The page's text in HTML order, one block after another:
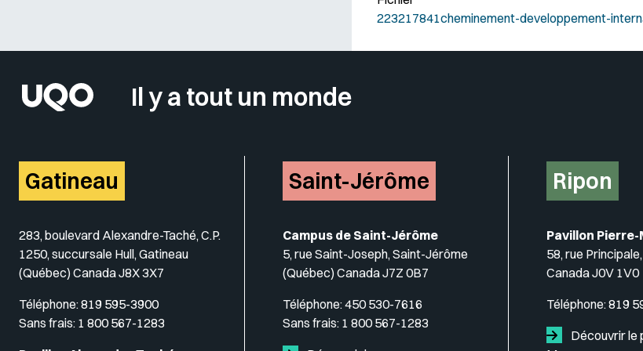
223217841cheminement-developpement-
Il y a tout un monde
Gatineau
283, boulevard Alexandre-Taché, C.P.
1250, succursale Hull, Gatineau
(Québec) Canada J8X 3X7
Téléphone:819 595-3900
Sans frais: 1 800 567-1283
Saint-Jérôme
Campus de Saint-Jérôme
5, rue Saint-Joseph, Saint-Jérôme
(Québec) Canada J7Z 0B7
Téléphone:450 530-7616
Sans frais: 1 800 567-1283
Ripon
Pavillon
58, rue
Canada J0V 1V0
Téléphone:819
Découvrir le